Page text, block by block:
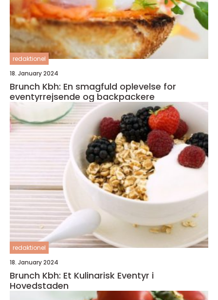
redaktionel
18. January 2024
Brunch Kbh: En smagfuld oplevelse for
eventyrrejsende og backpackere
redaktionel
18. January 2024
Brunch Kbh: Et Kulinarisk Eventyr i
Hovedstaden